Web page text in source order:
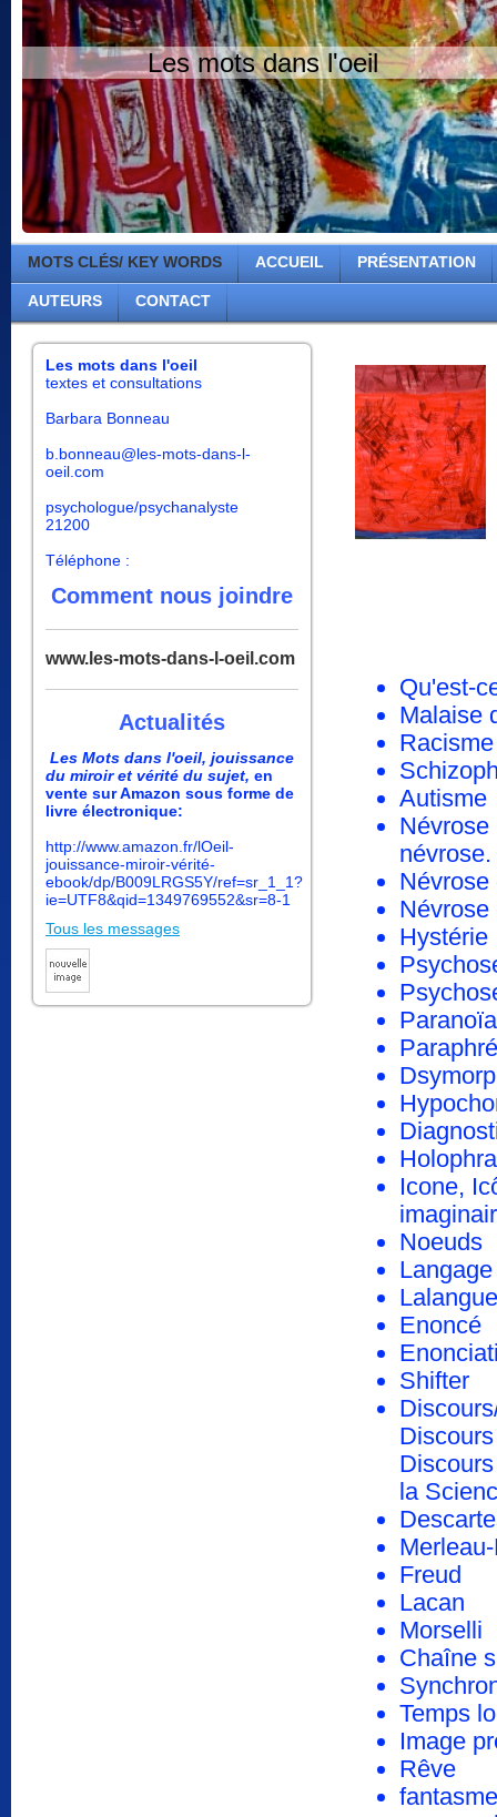
Les mots dans l'oeil
MOTS CLÉS/ KEY WORDS ACCUEIL PRÉSENTATION
AUTEURS CONTACT
Les mots dans l'oeil
textes et consultations
Barbara Bonneau
b.bonneau@les-mots-dans-l-
oeil.com
psychologue/psychanalyste
21200
Téléphone :
Comment nous joindre
www.les-mots-dans-l-oeil.com
Actualités
Les Mots dans l'oeil, jouissance
du miroir et vérité du sujet, en
vente sur Amazon sous forme de
livre électronique:
http://www.amazon.fr/lOeil-
jouissance-miroir-vérité-
ebook/dp/B009LRGS5Y/ref=sr_1_1?
ie=UTF8&qid=1349769552&sr=8-1
Tous les messages
Qu'est-
Malaise
Racisme
Autisme
Névrose
névrose.
Névrose
Névrose
Hystérie
Paranoïa
Icone,
Noeuds
Langage
Lalangue
Enoncé
Shifter
la
Freud
Lacan
Morselli
Chaîne
Temps
Image
Rêve
fantasme